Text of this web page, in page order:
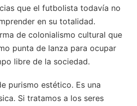
que el futbolista todavía no
en su totalidad.
de colonialismo cultural que
punta de lanza para ocupar
libre de la sociedad.
purismo estético. Es una
Si tratamos a los seres